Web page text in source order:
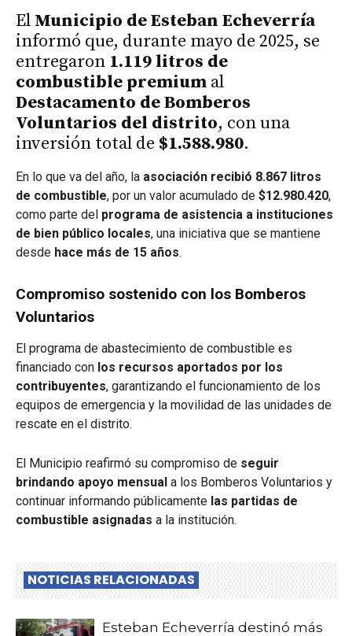
El Municipio de Esteban Echeverría
informó que, durante mayo de 2025, se
entregaron 1.119 litros de
combustible premium al
Destacamento de Bomberos
Voluntarios del distrito, con una
inversión total de $1.588.980.
En lo que va del año, la asociación recibió 8.867 litros
de combustible, por un valor acumulado de $12.980.420,
como parte del programa de asistencia a instituciones
de bien público locales, una iniciativa que se mantiene
desde hace más de 15 años.
Compromiso sostenido con los Bomberos
Voluntarios
El programa de abastecimiento de combustible es
financiado con los recursos aportados por los
contribuyentes, garantizando el funcionamiento de los
equipos de emergencia y la movilidad de las unidades de
rescate en el distrito.
El Municipio reafirmó su compromiso de seguir
brindando apoyo mensual a los Bomberos Voluntarios y
continuar informando públicamente las partidas de
combustible asignadas a la institución.
NOTICIAS RELACIONADAS
Esteban Echeverría destinó más